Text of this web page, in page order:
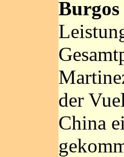
Burgos
der
China